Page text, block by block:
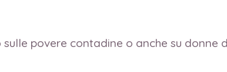
povere contadine o anche su